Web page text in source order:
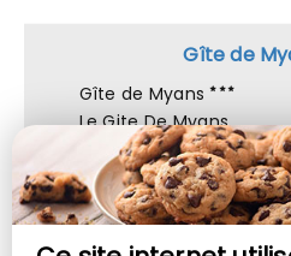
Gîte de
Gîte de Myans
Le Gite De Myans,
423 Route De
73800 MYANS - FRANCE
+33 6 12
Contacter